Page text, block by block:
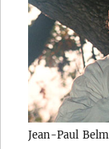
Jean-Paul